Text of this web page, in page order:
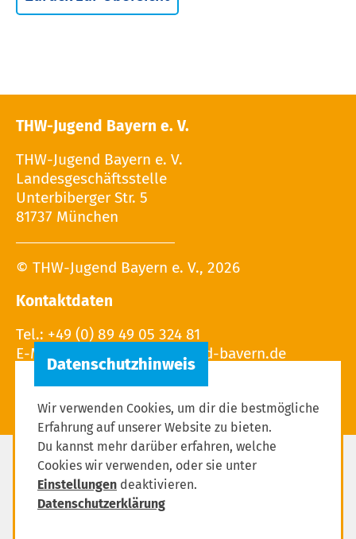
THW-Jugend Bayern e. V.
THW-Jugend Bayern e. V.
Landesgeschäftsstelle
Unterbiberger Str. 5
81737 München
© THW-Jugend Bayern e. V., 2026
Kontaktdaten
Tel.: +49 (0) 89 49 05 324 81
E-Mail:
Impressum
Datenschutzerklärung
Wir verwenden Cookies, um dir die bestmögliche
Erfahrung auf unserer Website zu bieten.
Du kannst mehr darüber erfahren, welche
Cookies wir verwenden, oder sie unter
Einstellungen deaktivieren.
Datenschutzerklärung